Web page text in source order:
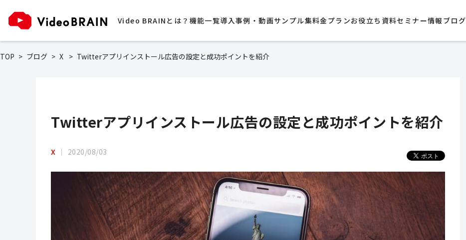
Video BRAINとは？ 機能一覧導入事例・動画サンプル集​料金プランお役立ち資料セミナー情報 ブログ
TOP ブログ X Twitterアプリインストール広告の設定と成功ポイントを紹介
Twitterアプリインストール広告の設定と成功ポイントを紹介
X 2020/08/03